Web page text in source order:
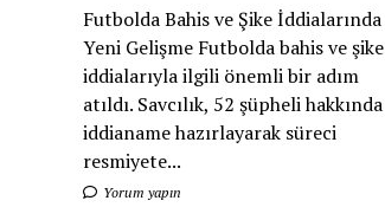
Futbolda Bahis ve Şike İddialarında
Yeni Gelişme Futbolda bahis ve şike
iddialarıyla ilgili önemli bir adım
atıldı. Savcılık, 52 şüpheli hakkında
iddianame hazırlayarak süreci
resmiyete...
Yorum yapın